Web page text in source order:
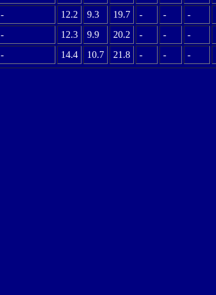
- 12.2 9.3 19.7 - - -
- 12.3 9.9 20.2 - - -
- 14.4 10.7 21.8 - - -